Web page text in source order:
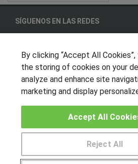
SÍGUENOS EN LAS REDES
OTROS GRUPOS DE INTERES
Muro de los idiomas
Locos por las becas
CENTROS DE FORMACIÓN
Publicar cursos
By clicking “Accept All
the storing of cookies on your
analyze and enhance site
marketing and display
Reject All
Accept All